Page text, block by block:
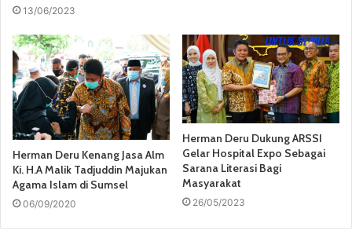
13/06/2023
Herman Deru Kenang Jasa Alm
Ki. H.A Malik Tadjuddin Majukan
Agama Islam di Sumsel
06/09/2020
Herman Deru Dukung ARSSI
Gelar Hospital Expo Sebagai
Sarana Literasi Bagi
Masyarakat
26/05/2023